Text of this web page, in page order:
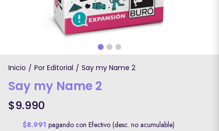
Inicio / Por Editorial / Say my Name 2
Say my Name 2
$9.990
$8.991 pagando con Efectivo (desc. no acumulable)